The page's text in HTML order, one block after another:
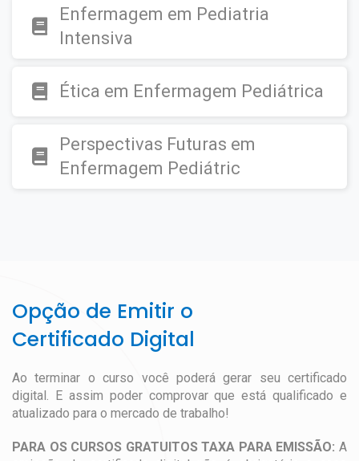
Enfermagem em Pediatria
Intensiva
Ética em Enfermagem Pediátrica
Perspectivas Futuras em
Enfermagem Pediátric
Opção de Emitir o
Certificado Digital
Ao terminar o curso você poderá gerar seu certificado
digital. E assim poder comprovar que está qualificado e
atualizado para o mercado de trabalho!
PARA OS CURSOS GRATUITOS TAXA PARA EMISSÃO: A